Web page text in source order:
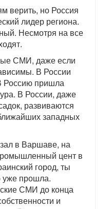
верить, но Россия
лидер региона.
Несмотря на все
СМИ, даже если
В России
Россию пришла
В России, даже
развиваются
западных
в Варшаве, на
цент в
город, ты
уже прошла.
СМИ до конца
и